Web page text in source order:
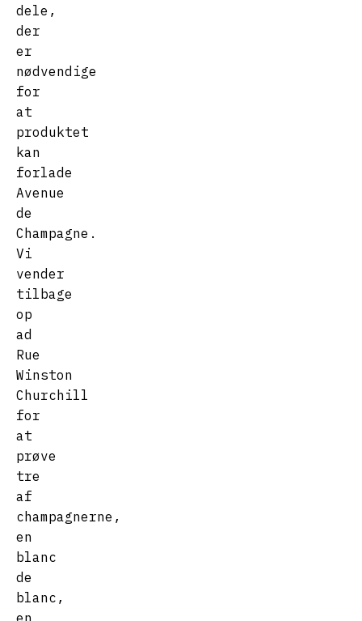
dele,
der
er
nødvendige
for
at
produktet
kan
forlade
Avenue
de
Champagne.
Vi
vender
tilbage
op
ad
Rue
Winston
Churchill
for
at
prøve
tre
af
champagnerne,
en
blanc
de
blanc,